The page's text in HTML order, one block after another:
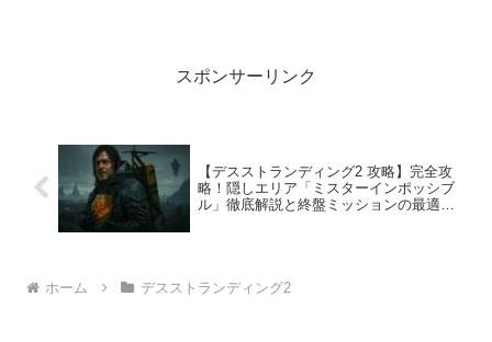
スポンサーリンク
【デスストランディング2 攻略】完全攻
略！隠しエリア「ミスターインポッシブ
ル」徹底解説と終盤ミッションの最適ル
ホーム デスストランディング2